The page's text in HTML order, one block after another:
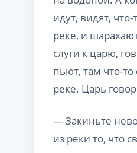
идут, видят, что-
реке, и
слуги к царю,
пьют, там что-то
реке. Царь
— Закиньте
из реки то, что